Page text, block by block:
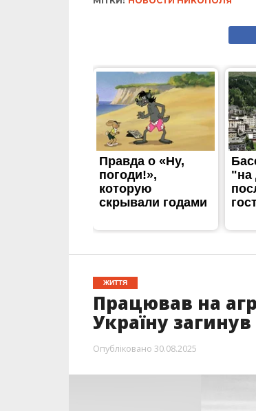
ЖИТТЯ
Працював на
Україну
Опубліковано 30.08.2025